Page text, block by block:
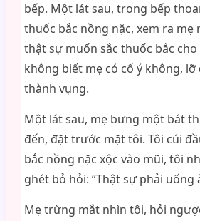
bếp. Một lát sau, trong bếp
thuốc bắc nồng nặc, xem ra mẹ
thật sự muốn sắc thuốc bắc
không biết mẹ có cố ý không, lỡ
thành vụng.
Một lát sau, mẹ bưng một bát
đến, đặt trước mặt tôi. Tôi cúi
bắc nồng nặc xộc vào mũi, tôi
ghét bỏ hỏi: “Thật sự phải uống
Mẹ trừng mắt nhìn tôi, hỏi